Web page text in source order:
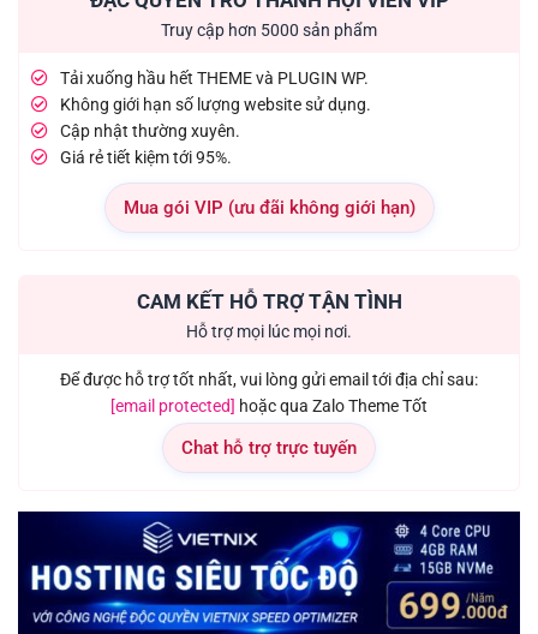
Truy cập hơn 5000 sản phẩm
Tải xuống hầu hết THEME và PLUGIN WP.
Không giới hạn số lượng website sử dụng.
Cập nhật thường xuyên.
Giá rẻ tiết kiệm tới 95%.
Mua gói VIP (ưu đãi không giới hạn)
CAM KẾT HỖ TRỢ TẬN TÌNH
Hỗ trợ mọi lúc mọi nơi.
Để được hỗ trợ tốt nhất, vui lòng gửi email tới địa chỉ sau:
[email protected] hoặc qua Zalo Theme Tốt
Chat hỗ trợ trực tuyến